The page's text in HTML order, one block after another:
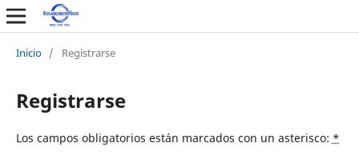
Inicio / Registrarse
Registrarse
Los campos obligatorios están marcados con un asterisco: *